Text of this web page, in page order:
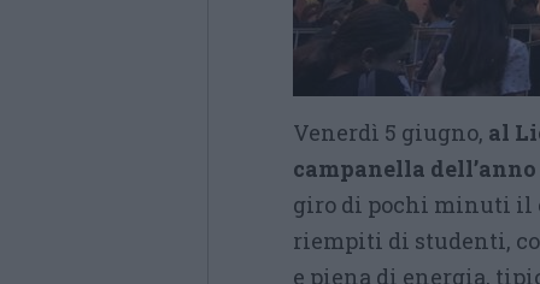
Venerdì 5 giugno, al
campanella dell’anno
giro di pochi minuti il
riempiti di studenti,
e piena di energia,